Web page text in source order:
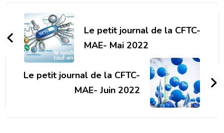
Navigation
d'article
Le petit journal de la CFTC-
MAE- Mai 2022
Le petit journal de la CFTC-
MAE- Juin 2022